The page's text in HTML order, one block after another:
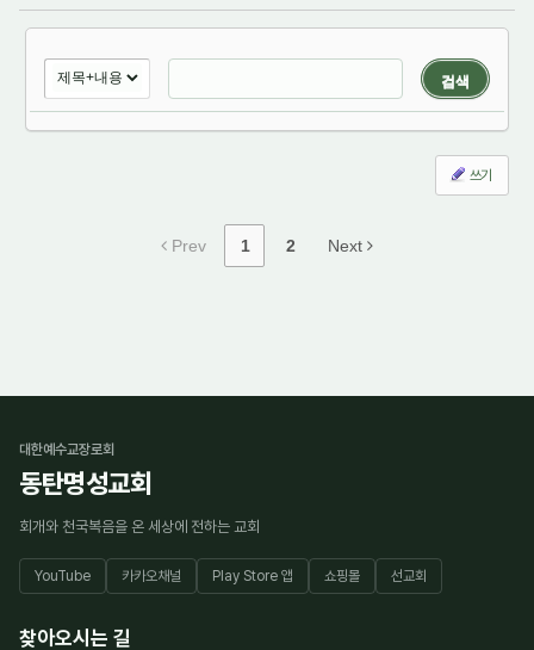
검색
쓰기
Prev 1 2 Next
대한예수교장로회
동탄명성교회
회개와 천국복음을 온 세상에 전하는 교회
YouTube 카카오채널 Play Store 앱 쇼핑몰 선교회
찾아오시는 길